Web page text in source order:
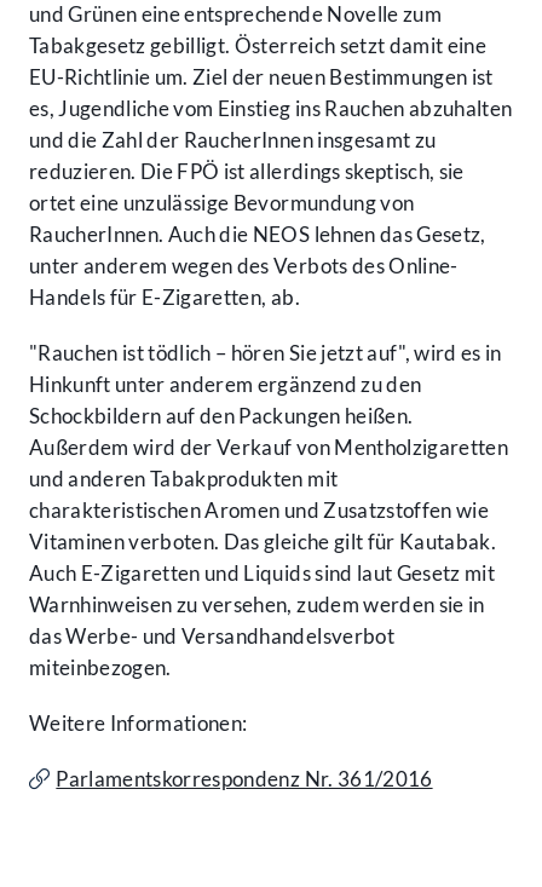
und Grünen eine entsprechende Novelle zum
Tabakgesetz gebilligt. Österreich setzt damit eine
EU-Richtlinie um. Ziel der neuen Bestimmungen ist
es, Jugendliche vom Einstieg ins Rauchen abzuhalten
und die Zahl der RaucherInnen insgesamt zu
reduzieren. Die FPÖ ist allerdings skeptisch, sie
ortet eine unzulässige Bevormundung von
RaucherInnen. Auch die NEOS lehnen das Gesetz,
unter anderem wegen des Verbots des Online-
Handels für E-Zigaretten, ab.
"Rauchen ist tödlich – hören Sie jetzt auf", wird es in
Hinkunft unter anderem ergänzend zu den
Schockbildern auf den Packungen heißen.
Außerdem wird der Verkauf von Mentholzigaretten
und anderen Tabakprodukten mit
charakteristischen Aromen und Zusatzstoffen wie
Vitaminen verboten. Das gleiche gilt für Kautabak.
Auch E-Zigaretten und Liquids sind laut Gesetz mit
Warnhinweisen zu versehen, zudem werden sie in
das Werbe- und Versandhandelsverbot
miteinbezogen.
Weitere Informationen:
Parlamentskorrespondenz Nr. 361/2016